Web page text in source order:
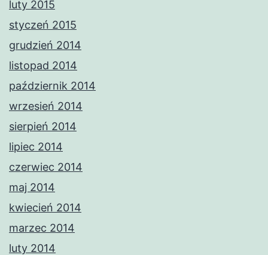
luty 2015
styczeń 2015
grudzień 2014
listopad 2014
październik 2014
wrzesień 2014
sierpień 2014
lipiec 2014
czerwiec 2014
maj 2014
kwiecień 2014
marzec 2014
luty 2014